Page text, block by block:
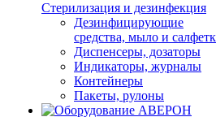
Стерилизация и дезинфекция
Дезинфицирующие
средства, мыло и
Диспенсеры, дозаторы
Индикаторы, журналы
Контейнеры
Пакеты, рулоны